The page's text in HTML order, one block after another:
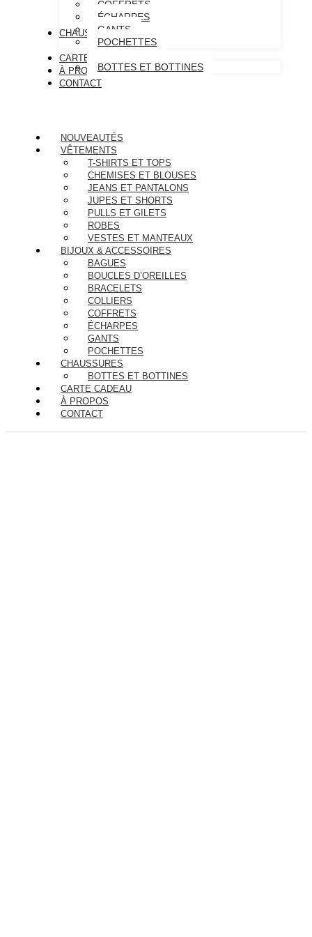
COFFRETS
ÉCHARPES
GANTS
POCHETTES
CHAUSSURES
BOTTES ET BOTTINES
CARTE CADEAU
À PROPOS
CONTACT
NOUVEAUTÉS
VÊTEMENTS
T-SHIRTS ET TOPS
CHEMISES ET BLOUSES
JEANS ET PANTALONS
JUPES ET SHORTS
PULLS ET GILETS
ROBES
VESTES ET MANTEAUX
BIJOUX & ACCESSOIRES
BAGUES
BOUCLES D’OREILLES
BRACELETS
COLLIERS
COFFRETS
ÉCHARPES
GANTS
POCHETTES
CHAUSSURES
BOTTES ET BOTTINES
CARTE CADEAU
À PROPOS
CONTACT